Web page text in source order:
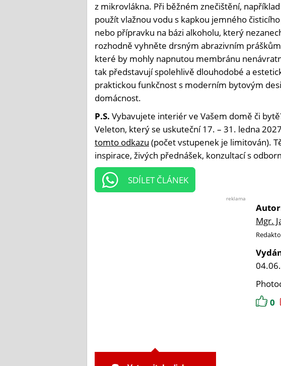
z mikrovlákna. Při běžném znečištění,
použít vlažnou vodu s kapkou jemného
nebo přípravku na bázi alkoholu, který
rozhodně vyhněte drsným abrazivním
které by mohly napnutou membránu
tak představují spolehlivě dlouhodobé a
praktickou funkčnost s moderním bytovým
domácnost.
P.S. Vybavujete interiér ve Vašem domě či
Veleton, který se uskuteční 17. – 31. ledna
tomto odkazu (počet vstupenek je limitován).
inspirace, živých přednášek, konzultací s
SDÍLET ČLÁNEK
reklama
Mgr.
0